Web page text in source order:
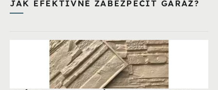
JAK EFEKTIVNĚ ZABEZPEČIT GARÁŽ?